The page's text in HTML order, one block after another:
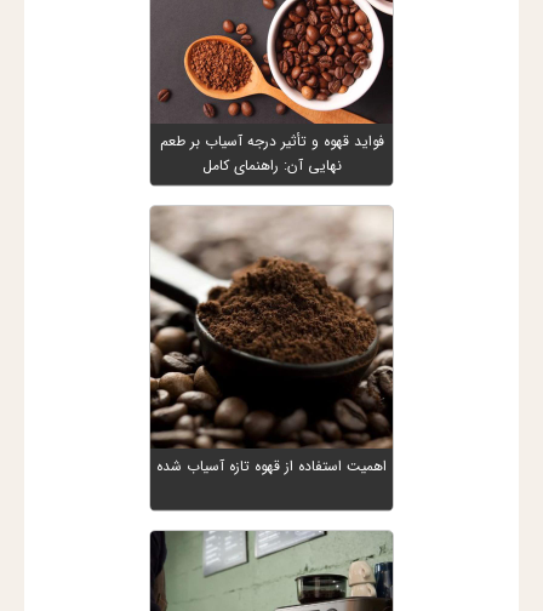
فواید قهوه و تأثیر درجه آسیاب بر طعم
نهایی آن: راهنمای کامل
اهمیت استفاده از قهوه تازه آسیاب شده